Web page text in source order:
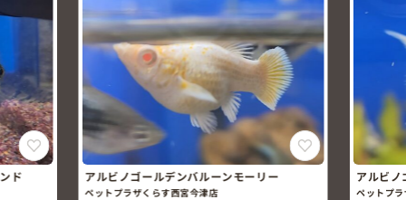
ド アルビノゴールデンバルーンモーリー
ペットプラザくらす西宮今津店
アルビノ
リー
ペットプ